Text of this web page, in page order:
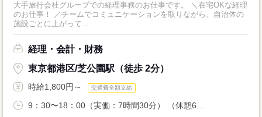
大手旅行会社グループでの経理事務のお仕事です。 ＼在宅OKな経理
のお仕事！ ／チームでコミュニケーションを取りながら、自治体の
施設ごとに上がって...
経理・会計・財務
東京都港区/芝公園駅（徒歩 2分）
時給1,800円～ 交通費全額支給
9：30〜18：00（実働：7時間30分） （休憩6...